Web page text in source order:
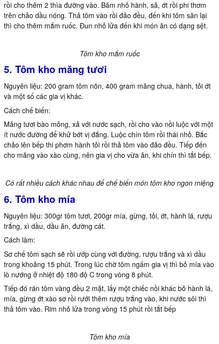
rồi cho thêm 2 thìa đường vào. Băm nhỏ hành, sả, ớt rồi phi thơm
trên chảo dầu nóng. Thả tôm vào rồi đảo đều, đến khi tôm săn lại
thì cho thêm mắm ruốc. Đun nhỏ lửa đến khi món ăn có dạng sệt.
Tôm kho mắm ruốc
5. Tôm kho măng tươi
Nguyên liệu: 200 gram tôm nõn, 400 gram măng chua, hành, tỏi ớt
và một số các gia vị khác.
Cách chế biến:
Măng tươi bào mỏng, xả với nước sạch, rồi cho vào nồi luộc với một
ít nước đường để khử bớt vị đắng. Luộc chín tôm rồi thái nhỏ. Bắc
chảo lên bếp thi phơm hành tỏi rồi thả tôm vào đảo đều. Tiếp đến
cho măng vào xào cùng, nên gia vị cho vừa ăn, khi chín thì tắt bếp.
Có rất nhiều cách khác nhau để chế biến món tôm kho ngon miệng
6. Tôm kho mía
Nguyên liệu: 300gr tôm tươi, 200gr mía, gừng, tỏi, ớt, hành lá, rượu
trắng, xì dầu, dầu ăn, đường cát.
Cách làm:
Sơ chế tôm sạch sẽ rồi ướp cùng với đường, rượu trắng và xì dầu
trong khoảng 15 phút. Trong lúc chờ tôm ngấm gia vị thì bỏ mía vào
lò nướng ở nhiệt độ 180 độ C trong vòng 8 phút.
Tiếp đó rán tôm vàng đều 2 mặt, lấy một chiếc nồi khác bỏ hành lá,
mía, gừng ớt xào sơ rồi rưới thêm rượu trắng vào, khi nước sôi thì
thả tôm vào. Rim nhỏ lửa trong vòng 15 phút rồi tắt bếp
Tôm kho mía